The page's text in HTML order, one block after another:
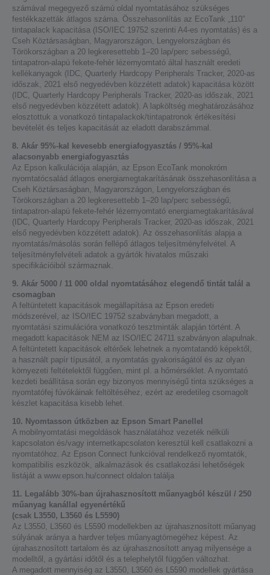
számával megegyező számú oldal nyomtatásához szükséges
festékkazetták átlagos száma. Összehasonlítás az EcoTank „110”
tintapalack kapacitása (ISO/IEC 19752 szerinti A4-es nyomtatás) és a
Cseh Köztársaságban, Magyarországon, Lengyelországban és
Törökországban a 20 legkeresettebb 1–20 lap/perc sebességű,
tintapatron-alapú fekete-fehér lézernyomtató által használt eredeti
kellékanyagok (IDC, Quarterly Hardcopy Peripherals Tracker, 2020-as
időszak, 2021 első negyedévben közzétett adatok) kapacitása között
(IDC, Quarterly Hardcopy Peripherals Tracker, 2020-as időszak, 2021
első negyedévben közzétett adatok). A lapköltség meghatározásához
elosztottuk a vonatkozó tintapalackok/tintapatronok értékesítési
bevételét és teljes kapacitását az eladott darabszámmal.
8. Akár 95%-kal kevesebb energiafogyasztás / 95%-kal
alacsonyabb energiafogyasztás
Az Epson kalkulációja alapján, az Epson EcoTank monokróm
nyomtatócsalád átlagos energiamegtakarításának összehasonlítása a
Cseh Köztársaságban, Magyarországon, Lengyelországban és
Törökországban a 20 legkeresettebb 1–20 lap/perc sebességű,
tintapatron-alapú fekete-fehér lézernyomtató energiamegtakarításával
(IDC, Quarterly Hardcopy Peripherals Tracker, 2020-as időszak, 2021
első negyedévben közzétett adatok). Az összehasonlítás alapja a
nyomtatás/másolás során fellépő átlagos teljesítményfelvétel. A
teljesítményfelvételi adatok a gyártók hivatalos műszaki
specifikációiból származnak.
9. Akár 5000 / 11 000 oldal nyomtatásához elegendő tintát talál a
csomagban
A feltüntetett kapacitások megállapítása az Epson eredeti
módszerével, az ISO/IEC 19752 szabványban megadott, a
nyomtatási szimulációra vonatkozó tesztminták alapján történt. A
megadott kapacitások NEM az ISO/IEC 24711 szabványon alapulnak.
A feltüntetett kapacitások eltérőek lehetnek a nyomtatandó képektől,
a használt papír típusától, a nyomtatás gyakoriságától és az olyan
környezeti feltételektől függően, mint pl. a hőmérséklet. A nyomtató
kezdeti beállítása során egy bizonyos mennyiségű tinta szükséges a
nyomtatófej fúvókáinak feltöltéséhez, ezért az eredetileg csomagolt
készlet kapacitása kisebb lehet.
10. Nyomtasson útközben az Epson Smart Panellel
A mobilnyomtatási megoldások használatához vezeték nélküli
kapcsolaton és/vagy internetkapcsolaton keresztül kell csatlakozni a
nyomtatóhoz. Az Epson Connect funkcióval rendelkező nyomtatók,
kompatibilis eszközök, alkalmazások és csatlakozási lehetőségek
listáját a www.epson.hu/connect oldalon találja
11. Legalább 30%-ban újrahasznosított műanyagból készül / 250
műanyag kanállal egyenértékű
(csak L3550, L3560 és L5590)
Az L3550, L3560 és L5590 modellekben az újrahasznosított műanyag
súlyának aránya a hardver teljes műanyagtömegéhez képest. Az
újrahasznosított tartalom és az újrahasznosított anyag milyensége a
modelltől, a gyártási időtől és a telephelytől függően változhat.
A megadott mennyiség az L3550, L3560 és L5590 modellek gyártása